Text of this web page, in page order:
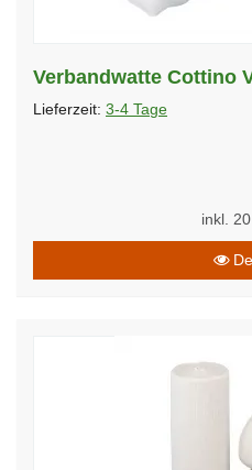
Verbandwatte Cottino
Lieferzeit: 3-4 Tage
inkl.